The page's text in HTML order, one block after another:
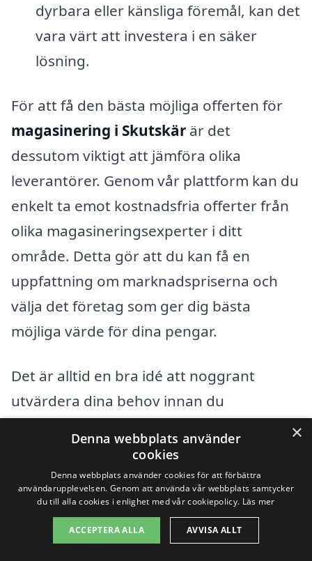
dyrbara eller känsliga föremål, kan det
vara värt att investera i en säker
lösning.
För att få den bästa möjliga offerten för
magasinering i Skutskär är det
dessutom viktigt att jämföra olika
leverantörer. Genom vår plattform kan du
enkelt ta emot kostnadsfria offerter från
olika magasineringsexperter i ditt
område. Detta gör att du kan få en
uppfattning om marknadspriserna och
välja det företag som ger dig bästa
möjliga värde för dina pengar.
Det är alltid en bra idé att noggrant
utvärdera dina behov innan du
hur mycket utrymme du verkligen
behöver, vilka säkerhetsåtgärder som är
viktiga för dig, och vilken budget du har.
Genom att ha tydliga mål kan du enklare
×
Denna webbplats använder
cookies
Denna webbplats använder cookies för att förbättra
användarupplevelsen. Genom att använda vår webbplats samtycker
du till alla cookies i enlighet med vår cookiepolicy. Läs mer
ACCEPTERA ALLA AVVISA ALLT